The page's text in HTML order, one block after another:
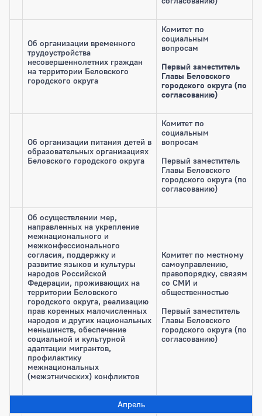
Об организации временного
трудоустройства
несовершеннолетних граждан
на территории Беловского
городского округа
Комитет по
социальным
вопросам
Первый заместитель
Главы Беловского
городского округа (по
согласованию)
Об организации питания детей в
образовательных организациях
Беловского городского округа
Комитет по
социальным
вопросам
Первый заместитель
Главы Беловского
городского округа (по
согласованию)
Об осуществлении мер,
направленных на укрепление
межнационального и
межконфессионального
согласия, поддержку и
развитие языков и культуры
народов Российской
Федерации, проживающих на
территории Беловского
городского округа, реализацию
прав коренных малочисленных
народов и других национальных
меньшинств, обеспечение
социальной и культурной
адаптации мигрантов,
профилактику
межнациональных
(межэтнических) конфликтов
Комитет по местному
самоуправлению,
правопорядку, связям
со СМИ и
общественностью
Первый заместитель
Главы Беловского
городского округа (по
согласованию)
Апрель